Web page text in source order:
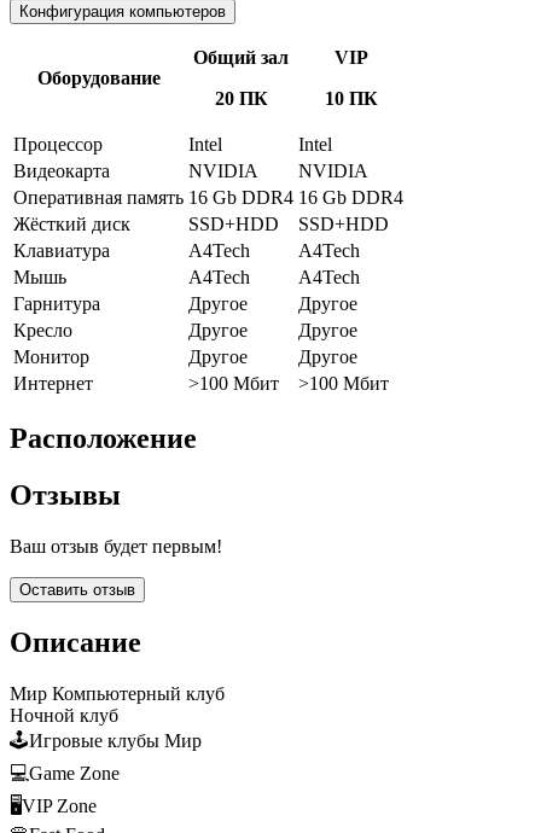
Конфигурация компьютеров
Оборудование
Общий зал
20 ПК
VIP
10 ПК
Процессор Intel
Intel
Видеокарта
NVIDIA
NVIDIA
Оперативная память 16 Gb DDR4 16 Gb DDR4
Жёсткий диск
SSD+HDD
SSD+HDD
Клавиатура
A4Tech
A4Tech
Мышь
A4Tech
A4Tech
Гарнитура
Другое
Другое
Кресло
Другое
Другое
Монитор
Другое
Другое
Интернет
>100 Мбит >100 Мбит
Расположение
Отзывы
Ваш отзыв будет первым!
Оставить отзыв
Описание
Мир Компьютерный клуб
Ночной клуб
🕹Игровые клубы Мир
💻Game Zone
🖥VIP Zone